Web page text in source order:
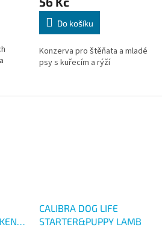
Do košíku
Konzerva pro štěňata a mladé
psy s kuřecím a rýží
CALIBRA DOG LIFE
STARTER&PUPPY LAMB